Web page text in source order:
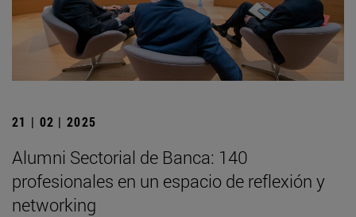
21 | 02 | 2025
Alumni Sectorial de Banca: 140
profesionales en un espacio de reflexión y
networking